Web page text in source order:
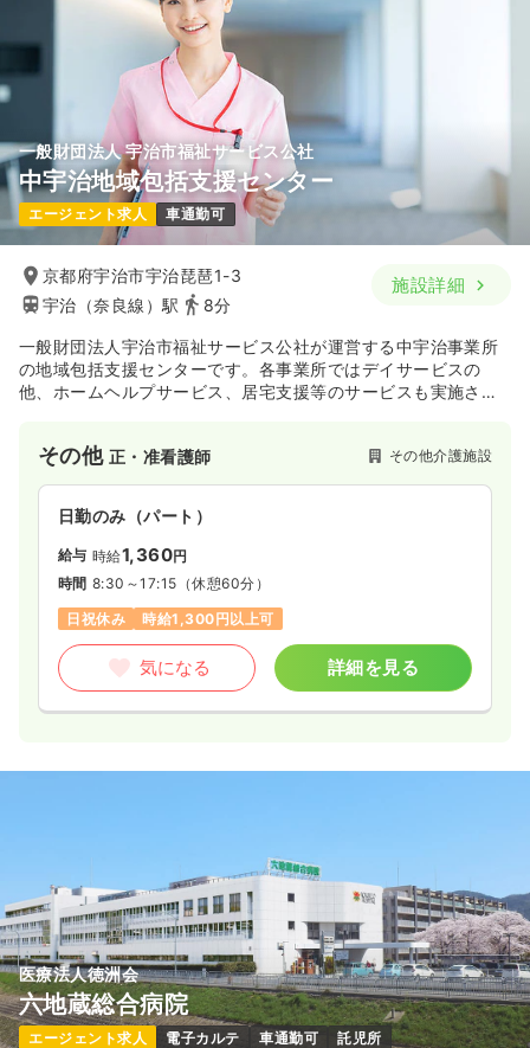
一般財団法人 宇治市福祉サービス公社
中宇治地域包括支援センター
エージェント求人 車通勤可
京都府宇治市宇治琵琶1-3
宇治（奈良線）駅
8分
施設詳細
一般財団法人宇治市福祉サービス公社が運営する中宇治事業所
の地域包括支援センターです。各事業所ではデイサービスの
他、ホームヘルプサービス、居宅支援等のサービスも実施され
その他 正・准看護師 その他介護施設
日勤のみ（パート）
給与 時給1,360円
時間 8:30～17:15 （休憩60分）
日祝休み
時給1,300円以上可
気になる 詳細を見る
医療法人徳洲会
六地蔵総合病院
エージェント求人 電子カルテ 車通勤可 託児所